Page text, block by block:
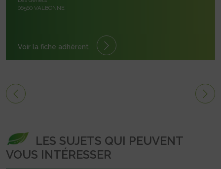
06560 VALBONNE
Voir la fiche adhérent
LES SUJETS QUI PEUVENT
VOUS INTÉRESSER